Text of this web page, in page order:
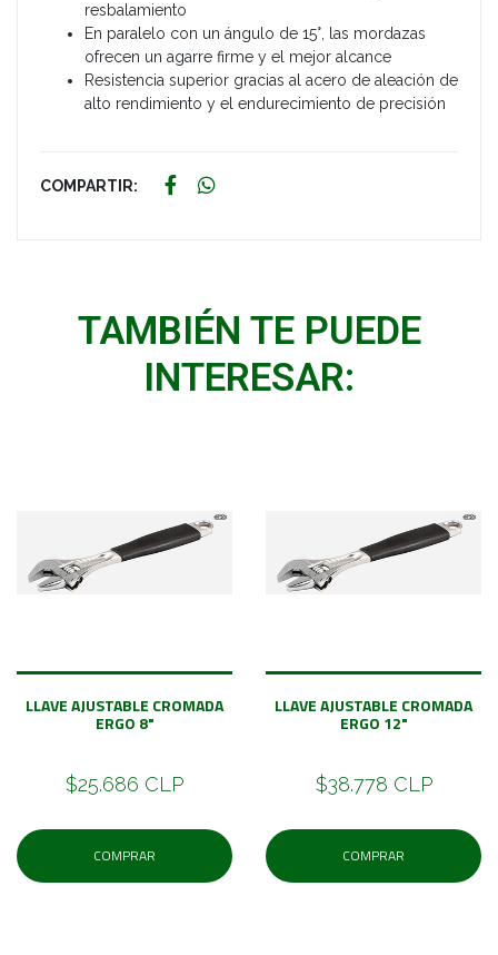
resbalamiento
En paralelo con un ángulo de 15°, las mordazas
ofrecen un agarre firme y el mejor alcance
Resistencia superior gracias al acero de aleación de
alto rendimiento y el endurecimiento de precisión
COMPARTIR:
TAMBIÉN TE PUEDE
INTERESAR:
LLAVE AJUSTABLE CROMADA
ERGO 8"
$25.686 CLP
COMPRAR
LLAVE AJUSTABLE CROMADA
ERGO 12"
$38.778 CLP
COMPRAR